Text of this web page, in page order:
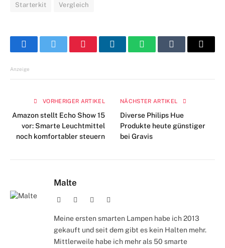
Starterkit Vergleich
FacebookTwitter PinterestLinkedInWhatsAppTumblr E-
Anzeige
VORHERIGER ARTIKEL
Amazon stellt Echo Show 15
vor: Smarte Leuchtmittel
noch komfortabler steuern
NÄCHSTER ARTIKEL
Diverse Philips Hue
Produkte heute günstiger
bei Gravis
Malte
WebseiteFacebook
Meine ersten smarten Lampen habe ich 2013
gekauft und seit dem gibt es kein Halten mehr.
Mittlerweile habe ich mehr als 50 smarte